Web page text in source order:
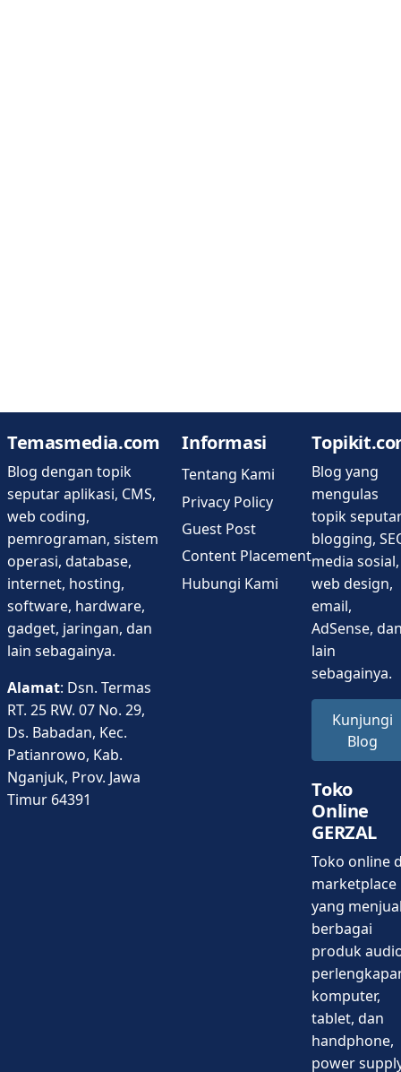
Temasmedia.com
Blog dengan topik
seputar aplikasi, CMS,
web coding,
pemrograman, sistem
operasi, database,
internet, hosting,
software, hardware,
gadget, jaringan, dan
lain sebagainya.
Alamat: Dsn. Termas
RT. 25 RW. 07 No. 29,
Ds. Babadan, Kec.
Patianrowo, Kab.
Nganjuk, Prov. Jawa
Timur 64391
Informasi
Tentang Kami
Privacy Policy
Guest Post
Content Placement
Hubungi Kami
Blog yang
mengulas
topik
blogging,
media sosial,
web design,
email,
AdSense,
lain
sebagainya.
Kunjungi
Blog
Toko
Online
GERZAL
Toko online
marketplace
yang
berbagai
produk
komputer,
tablet, dan
handphone,
power